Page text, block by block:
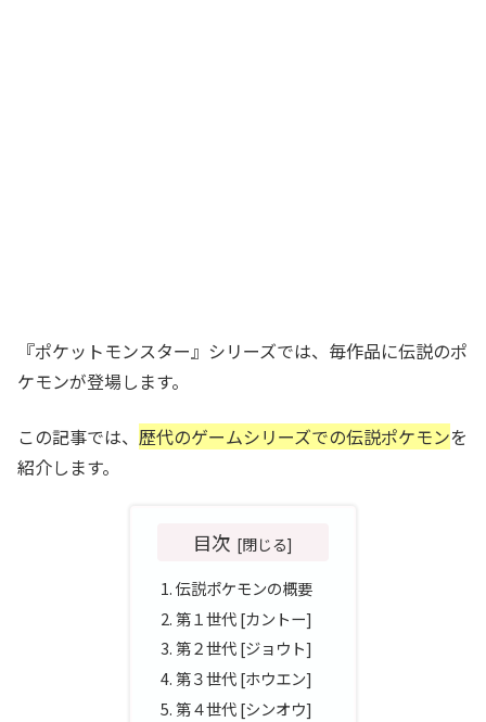
『ポケットモンスター』シリーズでは、毎作品に伝説のポ
ケモンが登場します。
この記事では、 歴代のゲームシリーズでの伝説ポケモンを
紹介します。
目次
伝説ポケモンの概要
第１世代 [カントー]
第２世代 [ジョウト]
第３世代 [ホウエン]
第４世代 [シンオウ]